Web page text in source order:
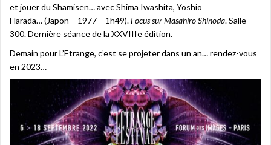
et jouer du Shamisen… avec Shima Iwashita, Yoshio
Harada… (Japon – 1977 – 1h49).Focus sur Masahiro Shinoda. Salle
300. Dernière séance de la XXVIIIe édition.
Demain pour L’Etrange, c’est se projeter dans un an… rendez-vous
en 2023…